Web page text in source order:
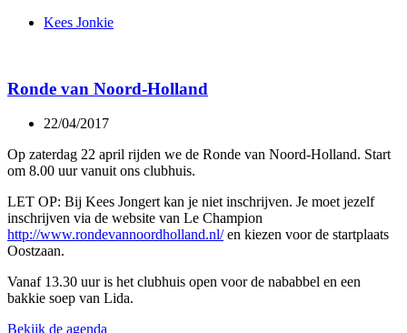
Kees Jonkie
Ronde van Noord-Holland
22/04/2017
Op zaterdag 22 april rijden we de Ronde van Noord-Holland. Start
om 8.00 uur vanuit ons clubhuis.
LET OP: Bij Kees Jongert kan je niet inschrijven. Je moet jezelf
inschrijven via de website van Le Champion
http://www.rondevannoordholland.nl/en kiezen voor de startplaats
Oostzaan.
Vanaf 13.30 uur is het clubhuis open voor de nababbel en een
bakkie soep van Lida.
Bekijk de agenda